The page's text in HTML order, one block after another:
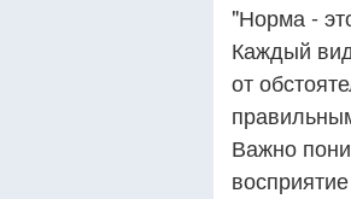
"Норма -
Каждый
от
Важно